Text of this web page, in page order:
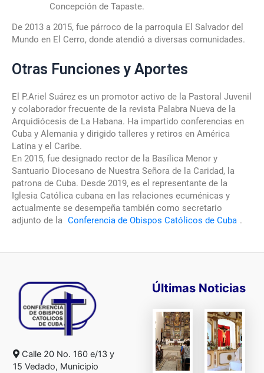
Concepción de Tapaste.
De 2013 a 2015, fue párroco de la parroquia El Salvador del
Mundo en El Cerro, donde atendió a diversas comunidades.
Otras Funciones y Aportes
El P.Ariel Suárez es un promotor activo de la Pastoral Juvenil
y colaborador frecuente de la revista Palabra Nueva de la
Arquidiócesis de La Habana. Ha impartido conferencias en
Cuba y Alemania y dirigido talleres y retiros en América
Latina y el Caribe.
En 2015, fue designado rector de la Basílica Menor y
Santuario Diocesano de Nuestra Señora de la Caridad, la
patrona de Cuba. Desde 2019, es el representante de la
Iglesia Católica cubana en las relaciones ecuménicas y
actualmente se desempeña también como secretario
adjunto de la Conferencia de Obispos Católicos de Cuba .
Calle 20 No. 160 e/13 y
15 Vedado, Municipio
Últimas Noticias